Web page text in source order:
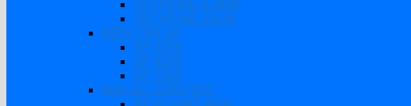
TECHFINE 6.2KW
TECHFINE 11KW
BIẾN TẦN SP
SP 3200
SP 4200
SP 7000
Biến tần SOROTEC